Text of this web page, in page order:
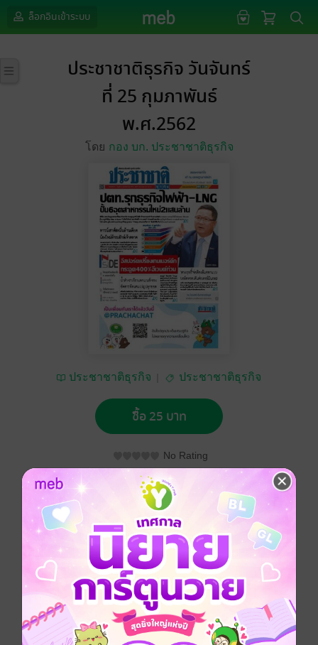
ล็อกอินเข้าระบบ
ประชาชาติธุรกิจ วันจันทร์
ที่ 25 กุมภาพันธ์
พ.ศ.2562
โดย กอง บก. ประชาชาติธุรกิจ
ประชาชาติธุรกิจ ประชาชาติธุรกิจ
ซื้อ 25 บาท
No Rating
อยากได้ ซื้อเป็นของขวัญ ติดตาม แชร์
ประชาชาติธุรกิจ วันจันทร์ที่ 25 กุมภาพันธ์ พ.ศ.2562
ประเภทไฟล์ pdf
วันที่วางขาย 23 กุมภาพันธ์ 2562